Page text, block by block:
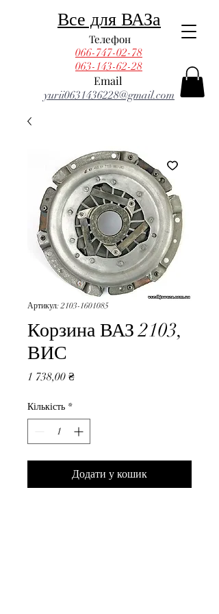
Email
Телефон
yurii0631436228@gmail.com
066-747-02-78
Все для ВАЗа
063-143-62-28
Артикул: 2103-1601085
Корзина ВАЗ 2103,
ВИС
1 738,00 ₴Ціна
Кількість *
Додати у кошик